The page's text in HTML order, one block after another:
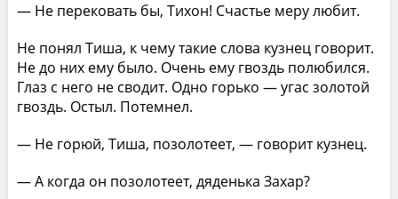
— Не перековать бы, Тихон! Счастье меру любит.
Не понял Тиша, к чему такие слова кузнец говорит.
Не до них ему было. Очень ему гвоздь полюбился.
Глаз с него не сводит. Одно горько — угас золотой
гвоздь. Остыл. Потемнел.
— Не горюй, Тиша, позолотеет, — говорит кузнец.
— А когда он позолотеет, дяденька Захар?